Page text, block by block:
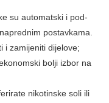
su automatski i pod-
postavkama.
i zamijeniti dijelove;
bolji izbor na
nikotinske soli ili